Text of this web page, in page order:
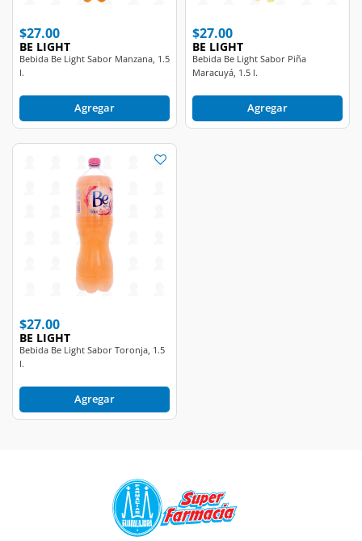
$27.00
BE LIGHT
Bebida Be Light Sabor Manzana, 1.5
l.
Agregar
$27.00
BE LIGHT
Bebida Be Light Sabor Piña
Maracuyá, 1.5 l.
Agregar
$27.00
BE LIGHT
Bebida Be Light Sabor Toronja, 1.5
l.
Agregar